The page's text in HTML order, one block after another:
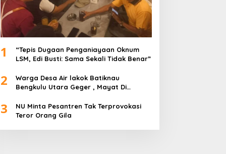
1
“Tepis Dugaan Penganiayaan Oknum
LSM, Edi Busti: Sama Sekali Tidak Benar”
2
Warga Desa Air lakok Batiknau
Bengkulu Utara Geger , Mayat Di
3
NU Minta Pesantren Tak Terprovokasi
Teror Orang Gila